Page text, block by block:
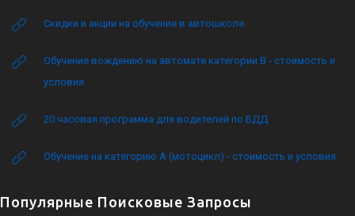
Скидки и акции на обучение в автошколе
Обучение вождению на автомате категории B - стоимость и
условия
20 часовая программа для водителей по БДД
Обучение на категорию А (мотоцикл) - стоимость и условия
Популярные Поисковые Запросы